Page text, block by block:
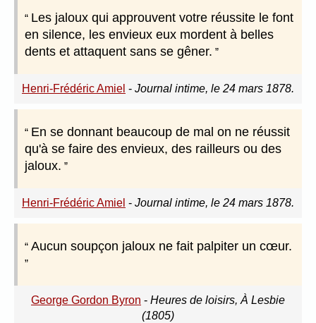
Les jaloux qui approuvent votre réussite le font
en silence, les envieux eux mordent à belles
dents et attaquent sans se gêner.
Henri-Frédéric Amiel - Journal intime, le 24 mars 1878.
En se donnant beaucoup de mal on ne réussit
qu'à se faire des envieux, des railleurs ou des
jaloux.
Henri-Frédéric Amiel - Journal intime, le 24 mars 1878.
Aucun soupçon jaloux ne fait palpiter un cœur.
George Gordon Byron - Heures de loisirs, À Lesbie
(1805)